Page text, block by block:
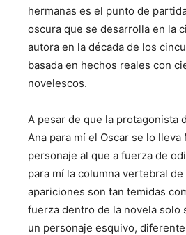
hermanas es el punto de
oscura que se desarrolla en la
autora en la década de los
basada en hechos reales con
novelescos.
A pesar de que la protagonista
Ana para mí el Oscar se lo lleva
personaje al que a fuerza de
para mí la columna vertebral
apariciones son tan temidas
fuerza dentro de la novela solo
un personaje esquivo,